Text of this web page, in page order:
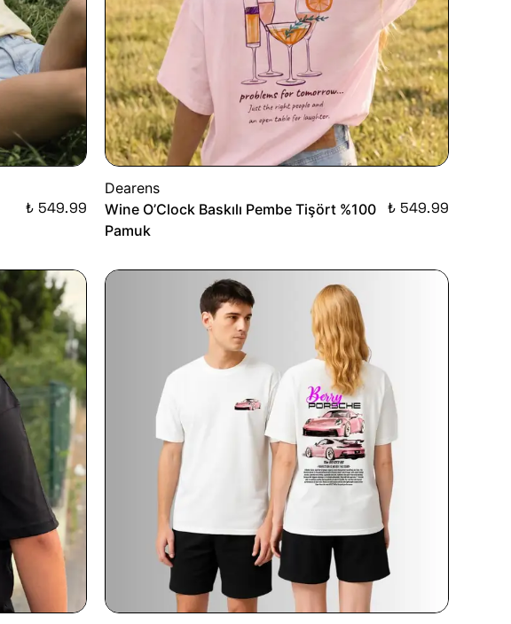
₺ 549.99
Dearens
Wine O’Clock Baskılı Pembe Tişört %100
Pamuk
₺ 549.99